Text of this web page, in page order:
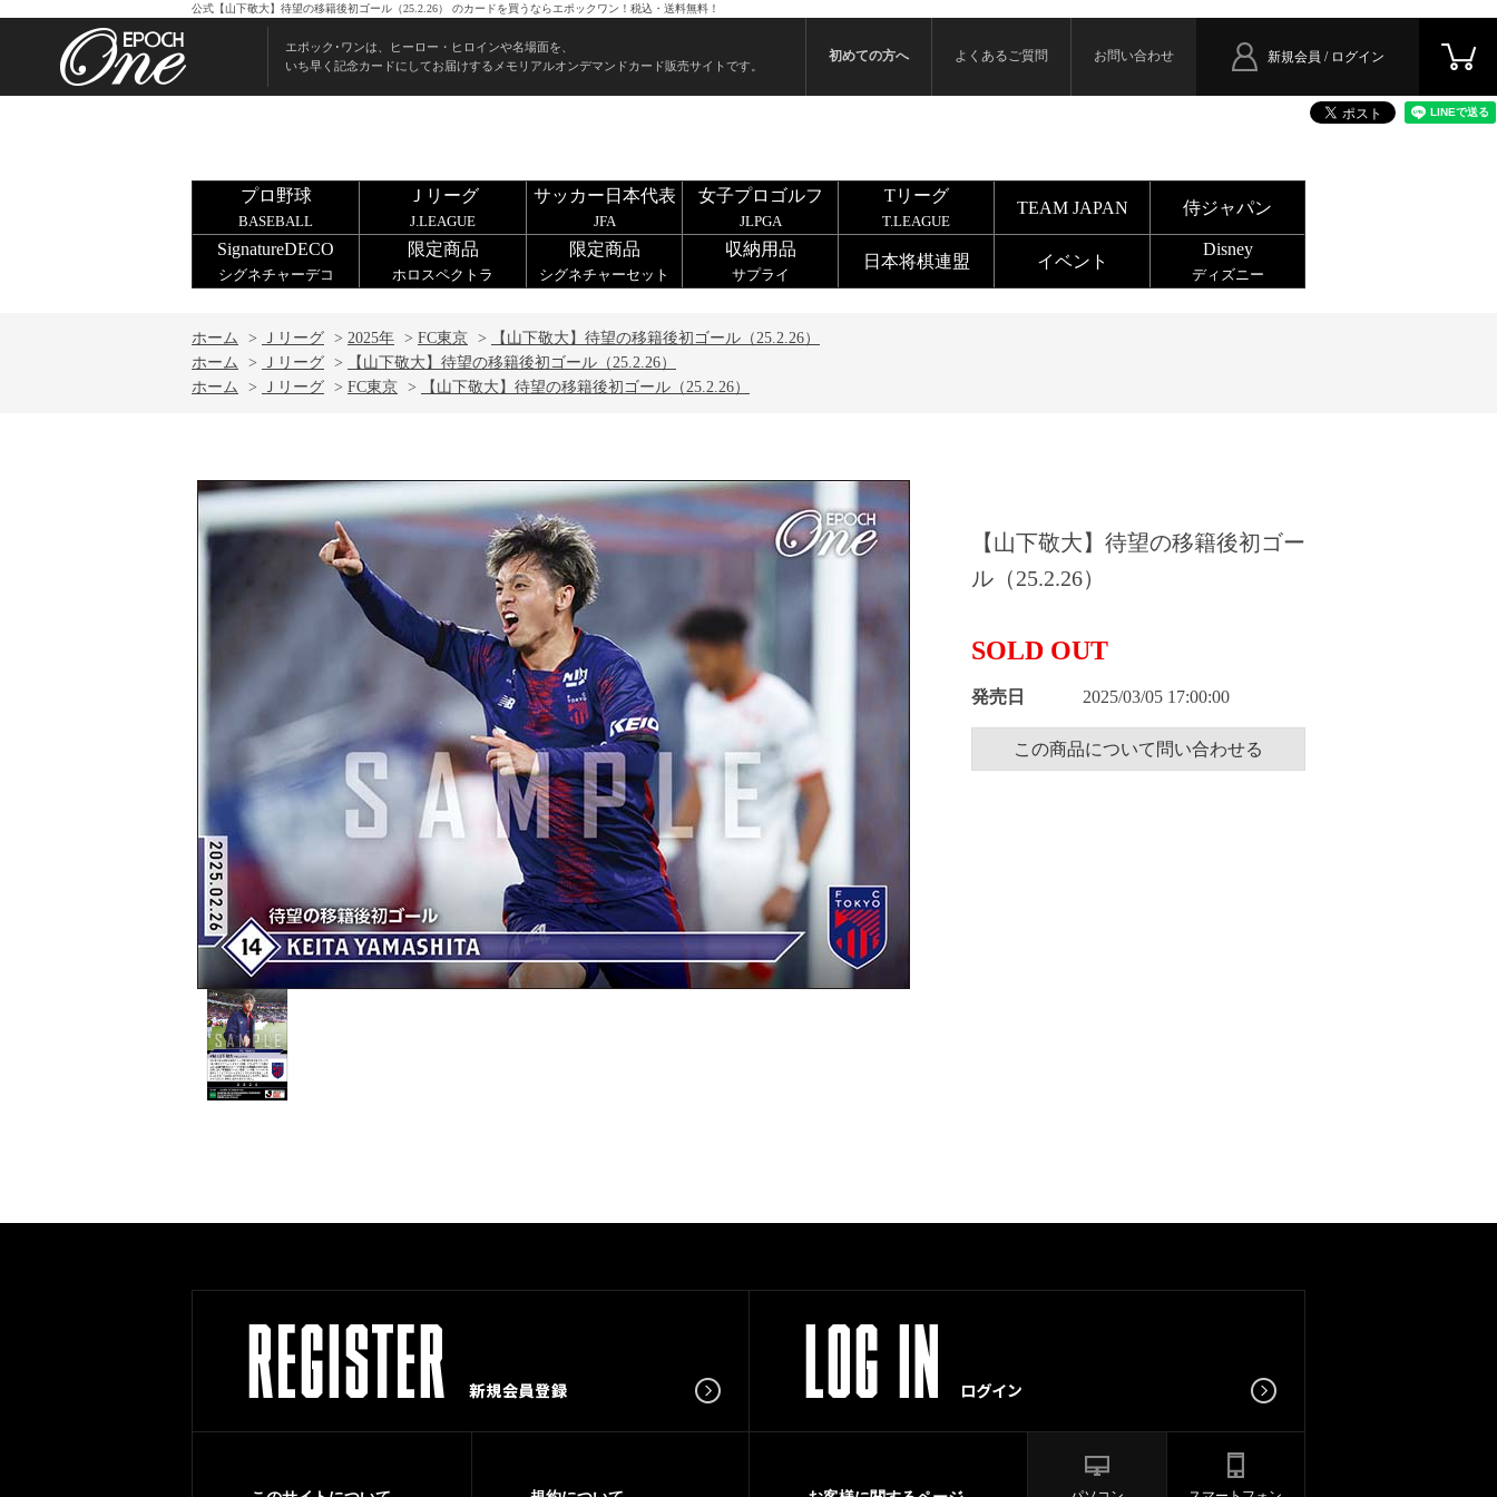
公式【山下敬大】待望の移籍後初ゴール（25.2.26） のカードを買うならエポックワン！税込・送料無料！
エポック･ワンは、ヒーロー・ヒロインや名場面を、
いち早く記念カードにしてお届けするメモリアルオンデマンドカード販売サイトです。
新規会員 / ログイン
初めての方へ よくあるご質問 お問い合わせ
プロ野球
BASEBALL
Ｊリーグ
J.LEAGUE
サッカー日本代表
JFA
女子プロゴルフ
JLPGA
Tリーグ
T.LEAGUE
TEAM JAPAN 侍ジャパン
SignatureDECO
シグネチャーデコ
限定商品
ホロスペクトラ
限定商品
シグネチャーセット
収納用品
サプライ
日本将棋連盟 イベント
Disney
ディズニー
ホーム > Ｊリーグ > 2025年 > FC東京 >
【山下敬大】待望の移籍後初ゴール（25.2.26）
ホーム
> Ｊリーグ >
【山下敬大】待望の移籍後初ゴール（25.2.26）
ホーム
> Ｊリーグ > FC東京 > 【山下敬大】待望の移籍後初ゴール（25.2.26）
【山下敬大】待望の移籍後初ゴー
ル（25.2.26）
SOLD OUT
発売日 2025/03/05 17:00:00
この商品について問い合わせる